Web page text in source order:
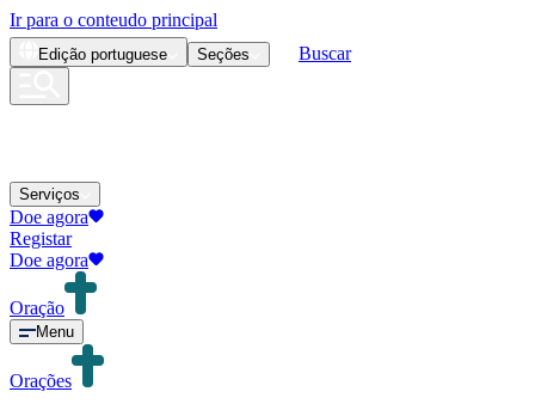
Ir para o conteudo principal
Edição portuguese Seções Buscar
Serviços
Doe agora
Registar
Doe agora
Oração
Menu
Orações